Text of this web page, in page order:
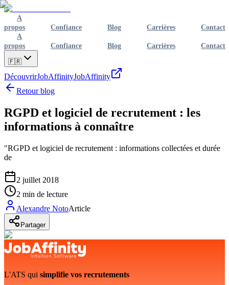
A
propos
Confiance Blog Carrières
Contact
A
propos
Confiance Blog Carrières Contact
🇫🇷
DécouvrirJobAffinityJobAffinity
Retour blog
RGPD et logiciel de recrutement : les
informations à connaître
"RGPD et logiciel de recrutement : informations collectées et durée
de
2 juillet 2018
2 min de lecture
Alexandre NotoArticle
Partager
L'ATS qui simplifie vos recrutements